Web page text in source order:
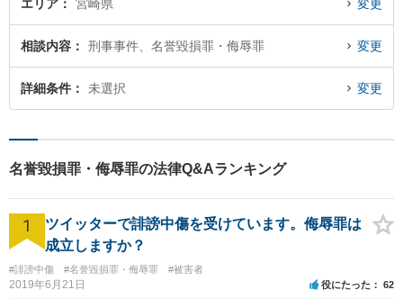
エリア 宮崎県 変更
相談内容 刑事事件、名誉毀損罪・侮辱罪 変更
詳細条件 未選択 変更
名誉毀損罪・侮辱罪の法律Q&Aランキング
1
ツイッターで誹謗中傷を受けています。侮辱罪は
成立しますか？
#誹謗中傷 #名誉毀損罪・侮辱罪 #被害者
2019年6月21日 役にたった 62